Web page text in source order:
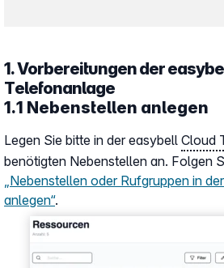
1. Vorbereitungen der
Telefonanlage
1.1 Nebenstellen anlegen
Show larger version for:
Legen Sie bitte in der easybell Cloud
benötigten Nebenstellen an. Folgen
„Nebenstellen oder Rufgruppen in
anlegen“.